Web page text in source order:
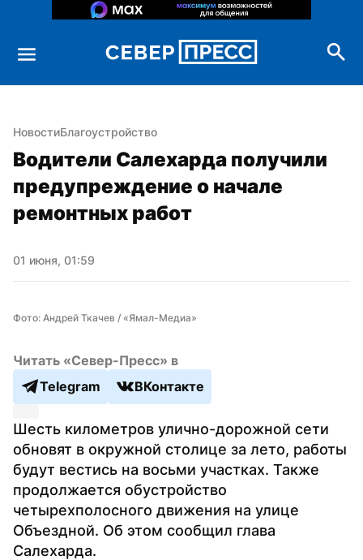
НовостиБлагоустройство
Водители Салехарда получили
предупреждение о начале
ремонтных работ
01 июня, 01:59
Фото: Андрей Ткачев / «Ямал-Медиа»
Читать «Север-Пресс» в
Telegram
ВКонтакте
Шесть километров улично-дорожной сети
обновят в окружной столице за лето, работы
будут вестись на восьми участках. Также
продолжается обустройство
четырехполосного движения на улице
Объездной. Об этом сообщил глава
Салехарда.